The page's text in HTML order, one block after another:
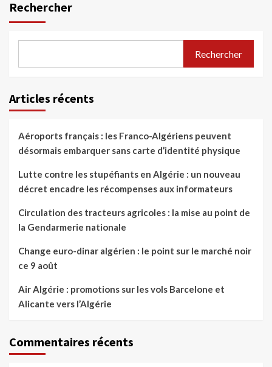
Rechercher
Rechercher
Articles récents
Aéroports français : les Franco-Algériens peuvent
désormais embarquer sans carte d’identité physique
Lutte contre les stupéfiants en Algérie : un nouveau
décret encadre les récompenses aux informateurs
Circulation des tracteurs agricoles : la mise au point de
la Gendarmerie nationale
Change euro-dinar algérien : le point sur le marché noir
ce 9 août
Air Algérie : promotions sur les vols Barcelone et
Alicante vers l’Algérie
Commentaires récents